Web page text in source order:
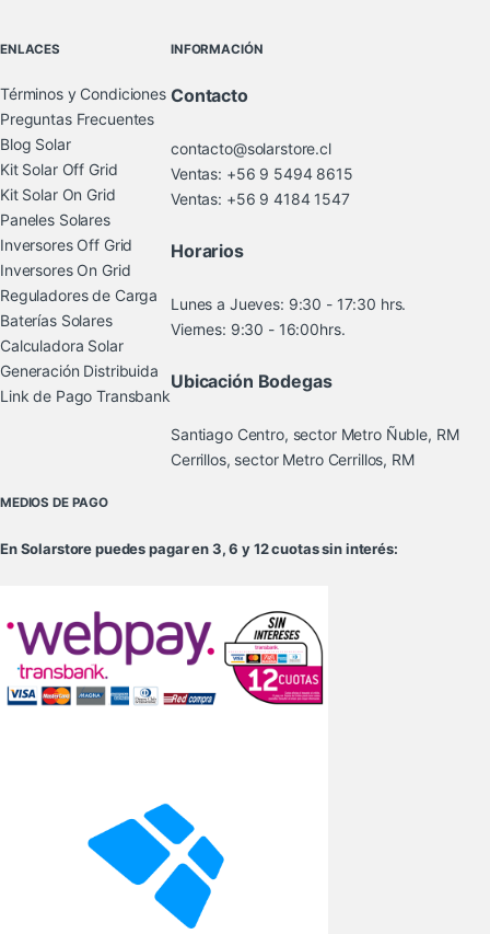
ENLACES
Términos y Condiciones
Preguntas Frecuentes
Blog Solar
Kit Solar Off Grid
Kit Solar On Grid
Paneles Solares
Inversores Off Grid
Inversores On Grid
Reguladores de Carga
Baterías Solares
Calculadora Solar
Generación Distribuida
Link de Pago Transbank
INFORMACIÓN
Contacto
contacto@solarstore.cl
Ventas: +56 9 5494 8615
Ventas: +56 9 4184 1547
Horarios
Lunes a Jueves: 9:30 - 17:30 hrs.
Viernes: 9:30 - 16:00hrs.
Ubicación Bodegas
Santiago Centro, sector Metro Ñuble, RM
Cerrillos, sector Metro Cerrillos, RM
MEDIOS DE PAGO
En Solarstore puedes pagar en 3, 6 y 12 cuotas sin interés: